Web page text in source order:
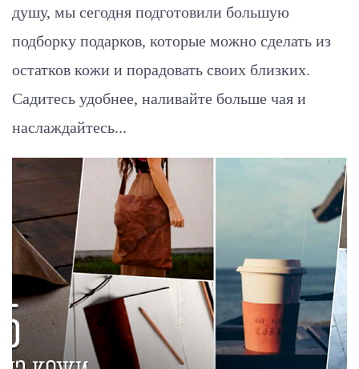
душу, мы сегодня подготовили большую
подборку подарков, которые можно сделать из
остатков кожи и порадовать своих близких.
Садитесь удобнее, наливайте больше чая и
наслаждайтесь...